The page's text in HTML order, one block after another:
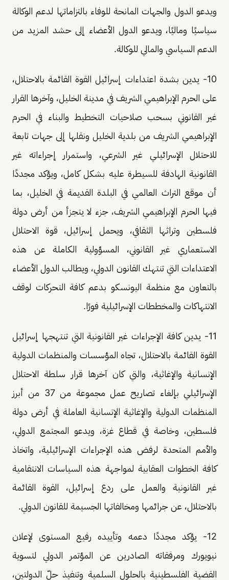
ويدعو الدول والجهات المانحة للوفاء بالتزاماتها لدعم الوكالة
سياسيًا وماليًا، ويدعو الدول الأعضاء إلى حشد المزيد من
الدعم السياسي والمالي للوكالة.
10- يدين بشدة اعتداءات إسرائيل القوة القائمة بالاحتلال،
على الحرم الإبراهيمي الشريف في مدينة الخليل، وآخرها القرار
غير القانوني بسحب صلاحيات التخطيط والبناء في الحرم
الإبراهيمي الشريف من بلدية الخليل ونقلها إلى جهات تابعة
للاحتلال الإسرائيلي غير الشرعي، واستمرار إجراءاته غير
القانونية الهادفة للسيطرة عليه بشكل كامل، ويؤكد مجددًا
أن موقع التراث العالمي في البلدة القديمة في الخليل، بما
فيها الحرم الإبراهيمي الشريف، جزء لا يتجزأ من أرض دولة
فلسطين وتراثها الثقافي، ويحمل إسرائيل، قوة الاحتلال
الاستعماري غير القانوني، المسؤولية الكاملة عن هذه
الاعتداءات التي تنتهك القانون الدولي، ويطالب الدول الأعضاء
بالتعاون مع منظمة اليونسكو بدعم كافة التحركات لوقف
الانتهاكات والمخططات الإسرائيلية فورًا.
11- يدين كافة الإجراءات غير القانونية التي تنتهجها إسرائيل
القوة القائمة بالاحتلال، تجاه المؤسسات والمنظمات الدولية
الإنسانية والإغاثية، والتي كان آخرها قرار سلطة الاحتلال
الإسرائيلي بإلغاء تصاريح عمل مجموعة من 37 من أبرز
المنظمات الدولية والإغاثية الإنسانية العاملة في أرض دولة
فلسطين، وخاصة في قطاع غزة، ويدعو المجتمع الدولي،
والأمم المتحدة لرفض هذه الإجراءات الإسرائيلية، واتخاذ
كافة الخطوات العقابية لمواجهة هذه السياسات الانتقامية
غير القانونية والعمل على ردع إسرائيل، القوة القائمة
بالاحتلال، عن جرائمها ومخالفاتها الجسيمة للقانون الدولي.
12- يؤكد مجددًا دعمه وتأييده رفيع المستوى لإعلان
نيويورك ومرفقاته الصادرين عن المؤتمر الدولي لتسوية
القضية الفلسطينية بالحلول السلمية وتنفيذ حلّ الدولتين،